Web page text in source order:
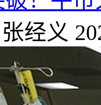
张经义